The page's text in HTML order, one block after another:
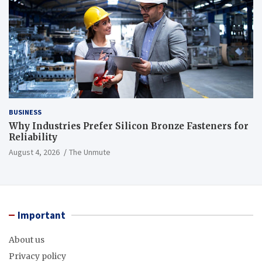
BUSINESS
Why Industries Prefer Silicon Bronze Fasteners for
Reliability
August 4, 2026 The Unmute
Important
About us
Privacy policy